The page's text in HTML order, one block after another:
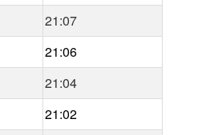
21:07
21:06
21:04
21:02